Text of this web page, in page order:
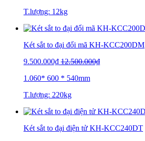
T.lượng: 12kg
Két sắt to đại đổi mã KH-KCC200DM
9.500.000₫ 12.500.000₫
1.060* 600 * 540mm
T.lượng: 220kg
Két sắt to đại điện tử KH-KCC240DT